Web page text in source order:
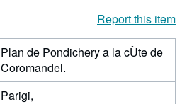
Report this item
Plan de Pondichery a la cÙte de
Coromandel.
Parigi,